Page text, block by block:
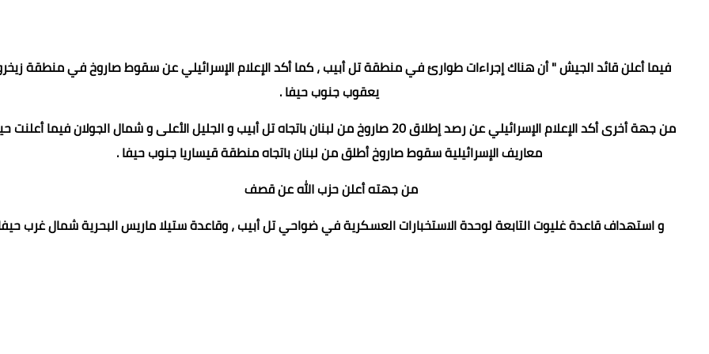
فيما أعلن قائد الجيش " أن هناك إجراءات طوارئ في منطقة تل أبيب ، كما أكد الإعلام الإسرائيلي عن سقوط صاروخ في منطقة
يعقوب جنوب حيفا .
من جهة أخرى أكد الإعلام الإسرائيلي عن رصد إطلاق 20 صاروخ من لبنان باتجاه تل أبيب و الجليل الأعلى و شمال الجولان فيما
معاريف الإسرائيلية سقوط صاروخ أطلق من لبنان باتجاه منطقة قيساريا جنوب حيفا .
من جهته أعلن حزب الله عن قصف
و استهداف قاعدة غليوت التابعة لوحدة الاستخبارات العسكرية في ضواحي تل أبيب ، وقاعدة ستيلا ماريس البحرية شمال غرب